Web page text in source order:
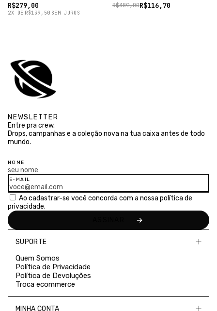
R$279,00
2X DE R$139,50 SEM JUROS
R$116,70
R$389,00
NEWSLETTER
Entre pra crew.
Drops, campanhas e a coleção nova na tua caixa antes de todo
mundo.
NOME
E-MAIL
Ao cadastrar-se você concorda com a nossa política de
privacidade.
SUPORTE
Quem Somos
Política de Privacidade
Política de Devoluções
Troca ecommerce
MINHA CONTA